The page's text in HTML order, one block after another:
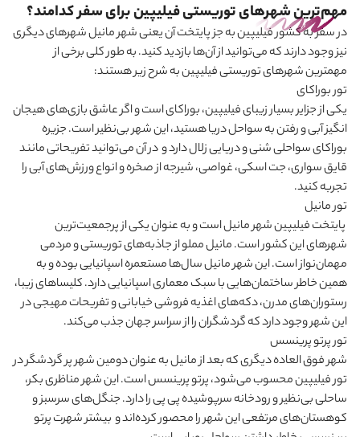
مهم‌ترین شهرهای توریستی فیلیپین برای سفر کدامند؟
در سفر به کشور فیلیپین به جز پایتخت آن یعنی شهر مانیل شهرهای دیگری
نیز وجود دارند که میتوانید از آن‌ها بازدید کنید. به طور کلی برخی از
مهمترین شهرهای توریستی فیلیپین به شرح زیر هستند:
تور بوراکای
یکی از جزایر بسیار زیبای فیلیپین، بوراکای است و اگر عاشق بازی‌های هیجان
انگیز آبی و رفتن به سواحل دریا هستید، این شهر بی‌نظیر است. جزیره
بوراکای سواحلی شنی و دریایی زلال دارد و در آن میتوانید تفریحاتی مانند
قایق ‌سواری، جت اسکی، غواصی، شیرجه از صخره و انواع ورزش‌های آبی را
تجربه کنید.
تور مانیل
پایتخت فیلیپین شهر مانیل است و به عنوان یکی از پرجمعیت‌ترین
شهرهای این کشور است. مانیل مملو از جاذبه‌های توریستی و مردمی
مهمان‌نواز است. این شهر مانیل سال‌ها مستعمره اسپانیایی‌ بوده و به
همین خاطر ساختمان‌هایی با سبک معماری اسپانیایی دارد. کلیساهای زیبا،
رستوران‌های مدرن، دکه‌های اغذیه ‌فروشی خیابانی و تفریحات مهیجی در
این شهر وجود دارد که گردشگران را از سراسر جهان جذب میکند.
تور پرتو پرینسس
شهر فوق ‌العاده دیگری که بعد از مانیل به عنوان دومین شهر پر گردشگر در
تور فیلیپین محسوب میشود، پرتو پرینسس است. این شهر مناظری بکر،
ساحلی بی‌نظیر و رودخانه سرپوشیده پی پی را دارد. جنگل‌های سرسبز و
کوهستان‌های مرتفعی این شهر را محصور کرده‌اند و بیشتر شهرت پرتو